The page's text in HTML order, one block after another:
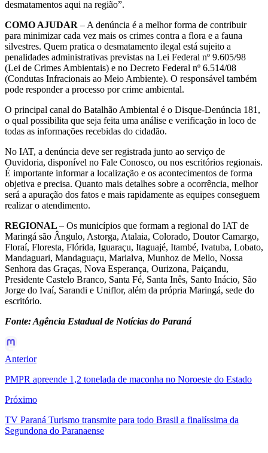
desmatamentos aqui na região”.
COMO AJUDAR – A denúncia é a melhor forma de contribuir
para minimizar cada vez mais os crimes contra a flora e a fauna
silvestres. Quem pratica o desmatamento ilegal está sujeito a
penalidades administrativas previstas na Lei Federal nº 9.605/98
(Lei de Crimes Ambientais) e no Decreto Federal nº 6.514/08
(Condutas Infracionais ao Meio Ambiente). O responsável também
pode responder a processo por crime ambiental.
O principal canal do Batalhão Ambiental é o Disque-Denúncia 181,
o qual possibilita que seja feita uma análise e verificação in loco de
todas as informações recebidas do cidadão.
No IAT, a denúncia deve ser registrada junto ao serviço de
Ouvidoria, disponível no Fale Conosco, ou nos escritórios regionais.
É importante informar a localização e os acontecimentos de forma
objetiva e precisa. Quanto mais detalhes sobre a ocorrência, melhor
será a apuração dos fatos e mais rapidamente as equipes conseguem
realizar o atendimento.
REGIONAL – Os municípios que formam a regional do IAT de
Maringá são Ângulo, Astorga, Atalaia, Colorado, Doutor Camargo,
Floraí, Floresta, Flórida, Iguaraçu, Itaguajé, Itambé, Ivatuba, Lobato,
Mandaguari, Mandaguaçu, Marialva, Munhoz de Mello, Nossa
Senhora das Graças, Nova Esperança, Ourizona, Paiçandu,
Presidente Castelo Branco, Santa Fé, Santa Inês, Santo Inácio, São
Jorge do Ivaí, Sarandi e Uniflor, além da própria Maringá, sede do
escritório.
Fonte: Agência Estadual de Notícias do Paraná
Anterior
PMPR apreende 1,2 tonelada de maconha no Noroeste do Estado
Próximo
TV Paraná Turismo transmite para todo Brasil a finalíssima da
Segundona do Paranaense